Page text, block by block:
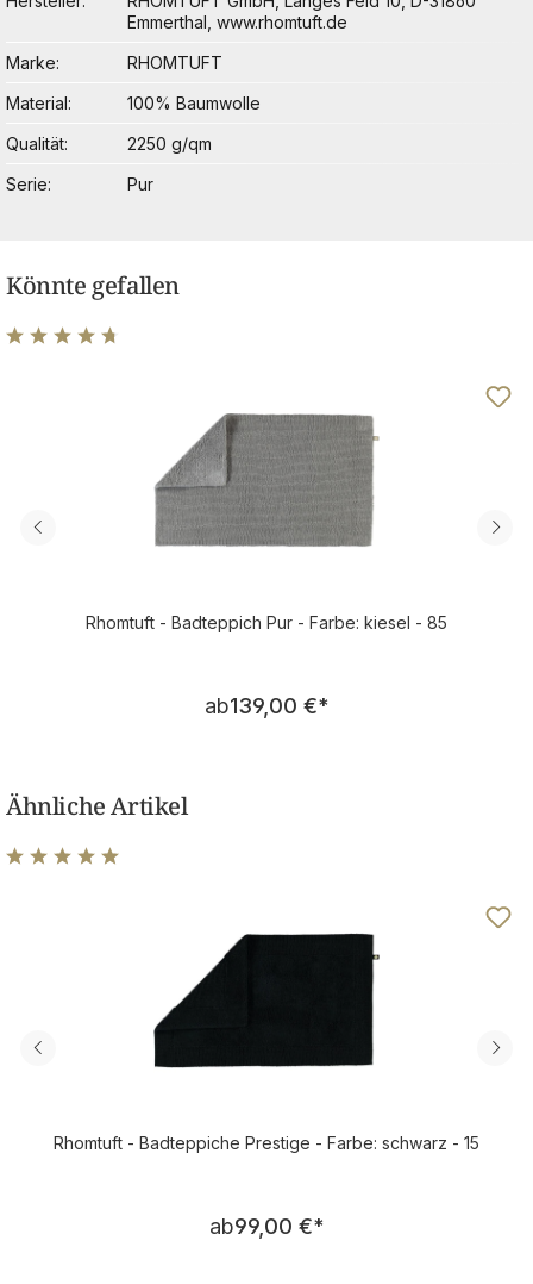
Emmerthal, www.rhomtuft.de
Marke
RHOMTUFT
Material
100% Baumwolle
Qualität
2250 g/qm
Serie
Pur
Könnte gefallen
Rhomtuft - Badteppich Pur - Farbe: kiesel - 85
Regulärer Preis:
ab139,00 €*
Ähnliche Artikel
Rhomtuft - Badteppiche Prestige - Farbe: schwarz - 15
Regulärer Preis:
ab99,00 €*